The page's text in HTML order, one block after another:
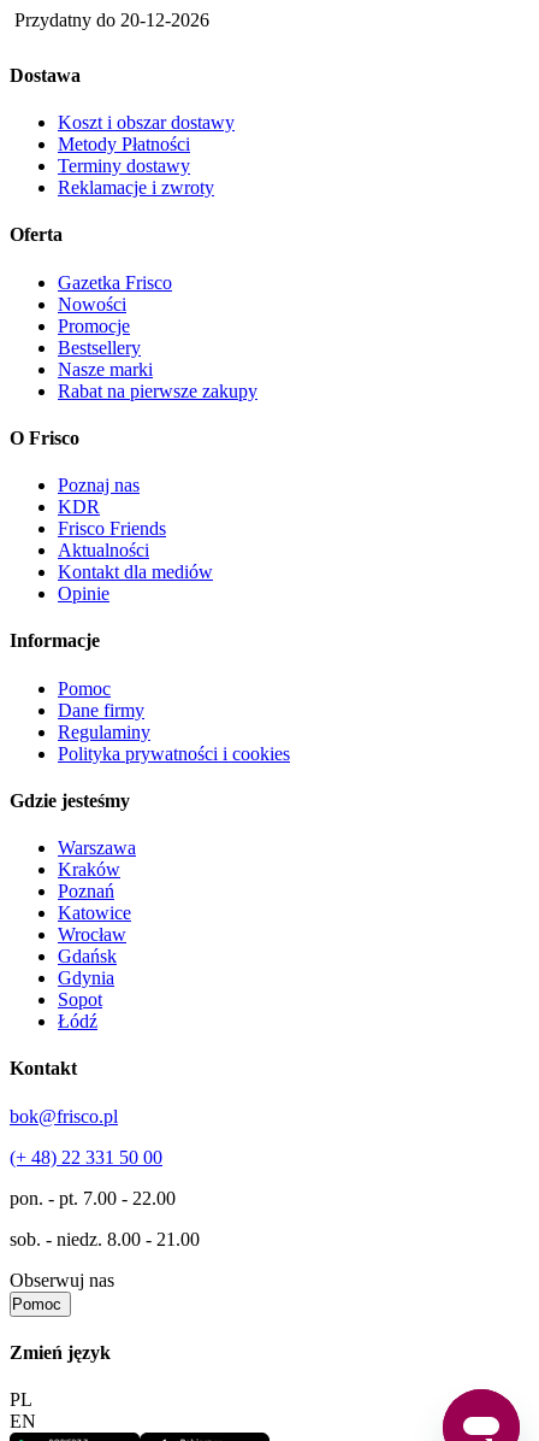
Przydatny do 20-12-2026
Dostawa
Koszt i obszar dostawy
Metody Płatności
Terminy dostawy
Reklamacje i zwroty
Oferta
Gazetka Frisco
Nowości
Promocje
Bestsellery
Nasze marki
Rabat na pierwsze zakupy
O Frisco
Poznaj nas
KDR
Frisco Friends
Aktualności
Kontakt dla mediów
Opinie
Informacje
Pomoc
Dane firmy
Regulaminy
Polityka prywatności i cookies
Gdzie jesteśmy
Warszawa
Kraków
Poznań
Katowice
Wrocław
Gdańsk
Gdynia
Sopot
Łódź
Kontakt
bok@frisco.pl
(+ 48) 22 331 50 00
pon. - pt. 7.00 - 22.00
sob. - niedz. 8.00 - 21.00
Obserwuj nas
Pomoc
Zmień język
PL
EN